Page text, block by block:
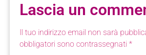
Lascia un
Il tuo indirizzo email non sarà
obbligatori sono contrassegnati *